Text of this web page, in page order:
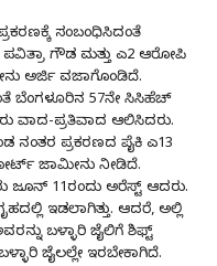
ಸಂಬಂಧಿಸಿದಂತೆ
ಪವಿತ್ರಾ ಗೌಡ ಮತ್ತು ಎ2 ಆರೋಪಿ
ಅರ್ಜಿ ವಜಾಗೊಂಡಿದೆ.
ಬೆಂಗಳೂರಿನ 57ನೇ ಸಿಸಿಹೆಚ್
ವಾದ-ಪ್ರತಿವಾದ ಆಲಿಸಿದರು.
ನಂತರ ಪ್ರಕರಣದ ಪೈಕಿ ಎ13
ಜಾಮೀನು ನೀಡಿದೆ.
ಜೂನ್ 11ರಂದು ಅರೆಸ್ಟ್ ಆದರು.
ಇಡಲಾಗಿತ್ತು. ಆದರೆ, ಅಲ್ಲಿ
ಬಳ್ಳಾರಿ ಜೈಲಿಗೆ ಶಿಫ್ಟ್
ಜೈಲಲ್ಲೇ ಇರಬೇಕಾಗಿದೆ.